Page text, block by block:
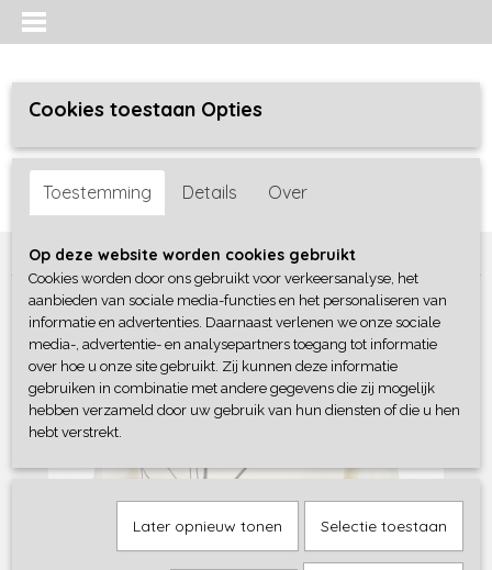
Inloggen Registreren
Home >Meisjes baby>shirts / tunieken>Blue Seven
Cookies toestaan Opties
Toestemming Details Over
Op deze website worden cookies gebruikt
Cookies worden door ons gebruikt voor verkeersanalyse, het
aanbieden van sociale media-functies en het personaliseren van
informatie en advertenties. Daarnaast verlenen we onze sociale
media-, advertentie- en analysepartners toegang tot informatie
over hoe u onze site gebruikt. Zij kunnen deze informatie
gebruiken in combinatie met andere gegevens die zij mogelijk
hebben verzameld door uw gebruik van hun diensten of die u hen
hebt verstrekt.
Later opnieuw tonen Selectie toestaan